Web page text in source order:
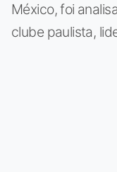
México, foi
clube paulista,